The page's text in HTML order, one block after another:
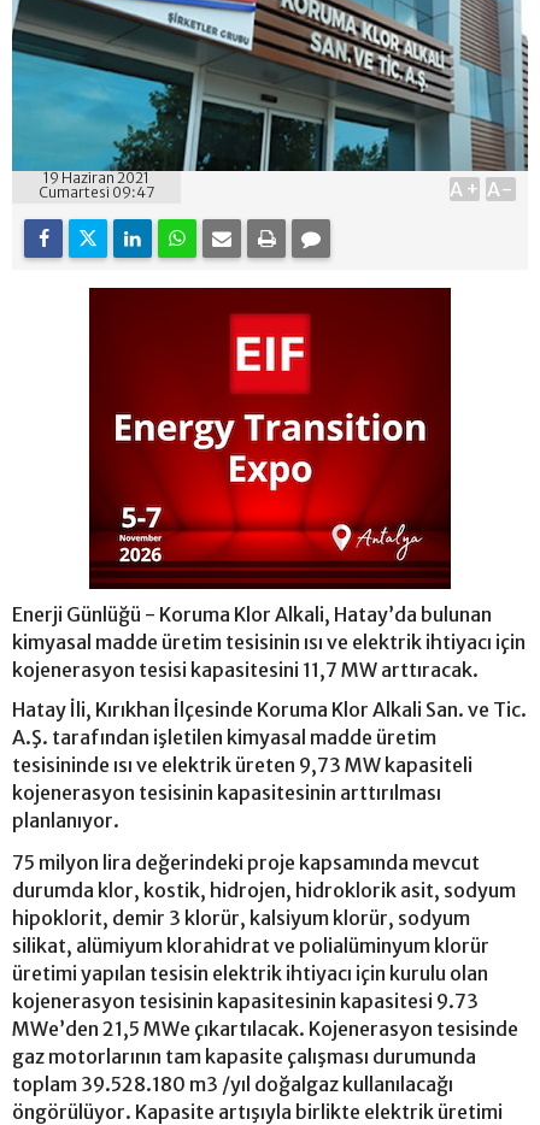
19 Haziran 2021
Cumartesi 09:47
A+ A-
Enerji Günlüğü - Koruma Klor Alkali, Hatay’da bulunan
kimyasal madde üretim tesisinin ısı ve elektrik ihtiyacı için
kojenerasyon tesisi kapasitesini 11,7 MW arttıracak.
Hatay İli, Kırıkhan İlçesinde Koruma Klor Alkali San. ve Tic.
A.Ş. tarafından işletilen kimyasal madde üretim
tesisininde ısı ve elektrik üreten 9,73 MW kapasiteli
kojenerasyon tesisinin kapasitesinin arttırılması
planlanıyor.
75 milyon lira değerindeki proje kapsamında mevcut
durumda klor, kostik, hidrojen, hidroklorik asit, sodyum
hipoklorit, demir 3 klorür, kalsiyum klorür, sodyum
silikat, alümiyum klorahidrat ve polialüminyum klorür
üretimi yapılan tesisin elektrik ihtiyacı için kurulu olan
kojenerasyon tesisinin kapasitesinin kapasitesi 9.73
MWe’den 21,5 MWe çıkartılacak. Kojenerasyon tesisinde
gaz motorlarının tam kapasite çalışması durumunda
toplam 39.528.180 m3 /yıl doğalgaz kullanılacağı
öngörülüyor. Kapasite artışıyla birlikte elektrik üretimi